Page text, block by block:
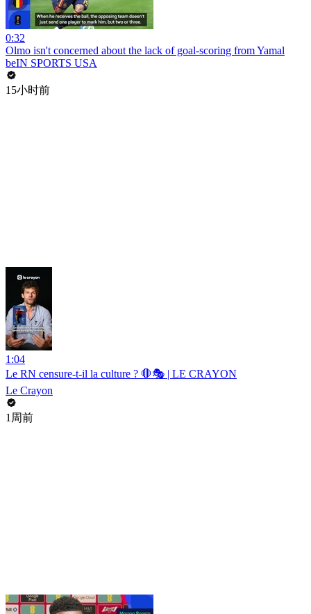
0:32
Olmo isn't concerned about the lack of goal-scoring from Yamal
beIN SPORTS USA
15小时前
1:04
Le RN censure-t-il la culture ? 🛑🎭 | LE CRAYON
Le Crayon
1周前